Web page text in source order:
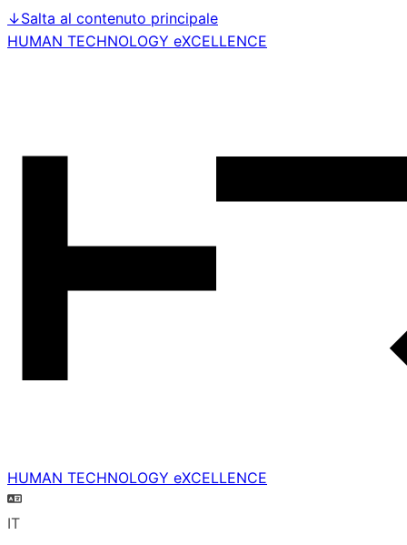
↓Salta al contenuto principale
HUMAN TECHNOLOGY eXCELLENCE
HUMAN TECHNOLOGY eXCELLENCE
IT